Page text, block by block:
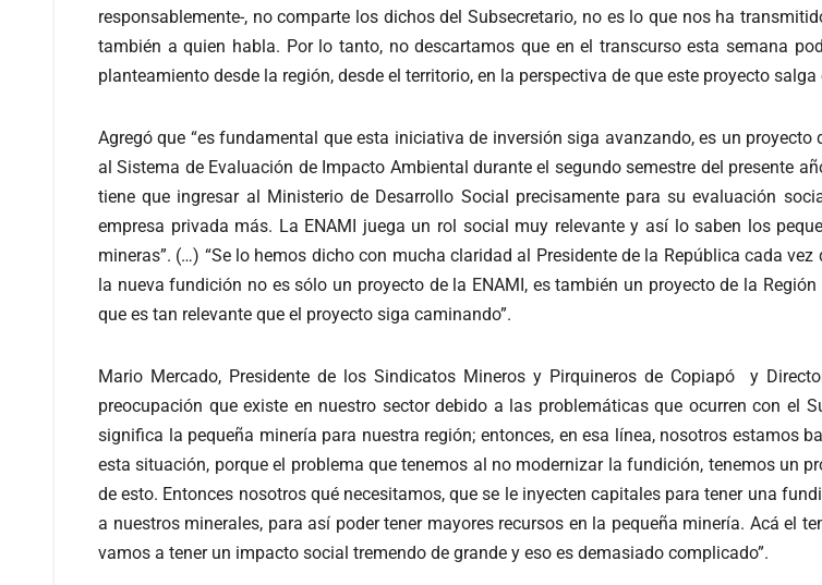
responsablemente-, no comparte los dichos del Subsecretario, no es lo que nos ha
también a quien habla. Por lo tanto, no descartamos que en el transcurso esta semana
planteamiento desde la región, desde el territorio, en la perspectiva de que este proyecto salga
Agregó que “es fundamental que esta iniciativa de inversión siga avanzando, es un
al Sistema de Evaluación de Impacto Ambiental durante el segundo semestre del presente
tiene que ingresar al Ministerio de Desarrollo Social precisamente para su evaluación
empresa privada más. La ENAMI juega un rol social muy relevante y así lo saben los
mineras”. (…) “Se lo hemos dicho con mucha claridad al Presidente de la República cada
la nueva fundición no es sólo un proyecto de la ENAMI, es también un proyecto de la
que es tan relevante que el proyecto siga caminando”.
Mario Mercado, Presidente de los Sindicatos Mineros y Pirquineros de Copiapó y
preocupación que existe en nuestro sector debido a las problemáticas que ocurren con el
significa la pequeña minería para nuestra región; entonces, en esa línea, nosotros estamos
esta situación, porque el problema que tenemos al no modernizar la fundición, tenemos un
de esto. Entonces nosotros qué necesitamos, que se le inyecten capitales para tener una
a nuestros minerales, para así poder tener mayores recursos en la pequeña minería. Acá el
vamos a tener un impacto social tremendo de grande y eso es demasiado complicado”.